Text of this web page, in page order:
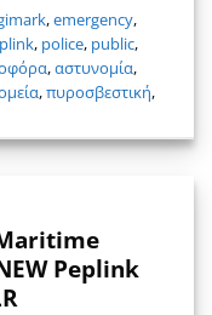
,emergency,
, police, public,
,αστυνομία,
,πυροσβεστική,
Peplink